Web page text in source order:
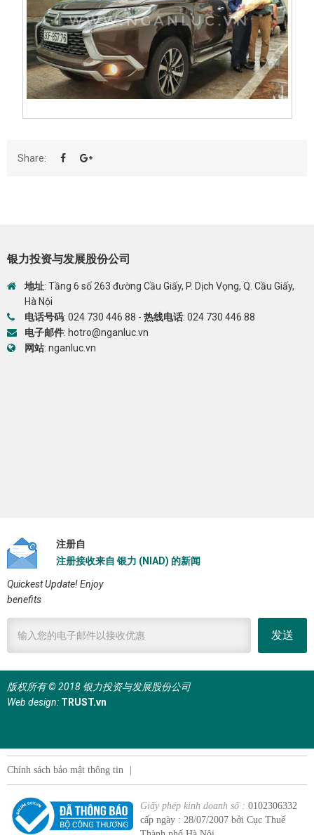
Share:
银力投资与发展股份公司
地址: Tầng 6 số 263 đường Cầu Giấy, P. Dịch Vọng, Q. Cầu Giấy,
Hà Nội
电话号码: 024 730 446 88 - 热线电话: 024 730 446 88
电子邮件: hotro@nganluc.vn
网站: nganluc.vn
注册自
注册接收来自 银力 (NIAD) 的新闻
Quickest Update! Enjoy
benefits
发送
版权所有 © 2018 银力投资与发展股份公司
Web design: TRUST.vn
Chính sách bảo mật thông tin
Giấy phép kinh doanh số : 0102306332
cấp ngày : 28/07/2007 bởi Cục Thuế